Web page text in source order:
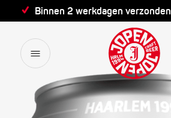
Binnen 2 werkdagen verzonden